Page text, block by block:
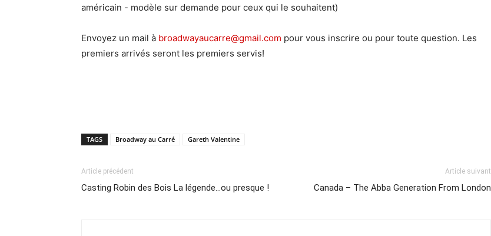
américain - modèle sur demande pour ceux qui le souhaitent)
Envoyez un mail à broadwayaucarre@gmail.com pour vous inscrire ou pour toute question. Les
premiers arrivés seront les premiers servis!
TAGS Broadway au Carré Gareth Valentine
Article précédent
Casting Robin des Bois La légende…ou presque !
Article suivant
Canada – The Abba Generation From London